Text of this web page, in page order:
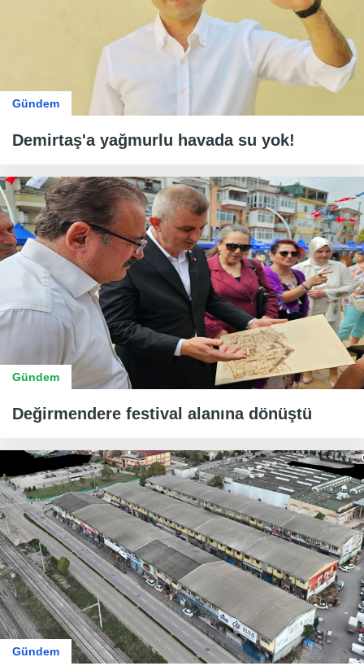
Gündem
Demirtaş'a yağmurlu havada su yok!
Gündem
Değirmendere festival alanına dönüştü
Gündem